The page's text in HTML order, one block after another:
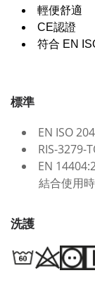
輕便舒適
CE認證
符合 EN
標準
EN ISO
RIS-3279-
EN
結合使用時
洗護